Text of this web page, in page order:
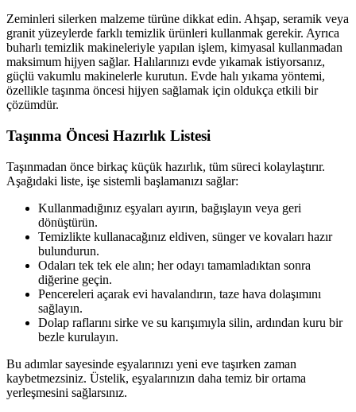
Zeminleri silerken malzeme türüne dikkat edin. Ahşap, seramik veya
granit yüzeylerde farklı temizlik ürünleri kullanmak gerekir. Ayrıca
buharlı temizlik makineleriyle yapılan işlem, kimyasal kullanmadan
maksimum hijyen sağlar. Halılarınızı evde yıkamak istiyorsanız,
güçlü vakumlu makinelerle kurutun. Evde halı yıkama yöntemi,
özellikle taşınma öncesi hijyen sağlamak için oldukça etkili bir
çözümdür.
Taşınma Öncesi Hazırlık Listesi
Taşınmadan önce birkaç küçük hazırlık, tüm süreci kolaylaştırır.
Aşağıdaki liste, işe sistemli başlamanızı sağlar:
Kullanmadığınız eşyaları ayırın, bağışlayın veya geri
dönüştürün.
Temizlikte kullanacağınız eldiven, sünger ve kovaları hazır
bulundurun.
Odaları tek tek ele alın; her odayı tamamladıktan sonra
diğerine geçin.
Pencereleri açarak evi havalandırın, taze hava dolaşımını
sağlayın.
Dolap raflarını sirke ve su karışımıyla silin, ardından kuru bir
bezle kurulayın.
Bu adımlar sayesinde eşyalarınızı yeni eve taşırken zaman
kaybetmezsiniz. Üstelik, eşyalarınızın daha temiz bir ortama
yerleşmesini sağlarsınız.